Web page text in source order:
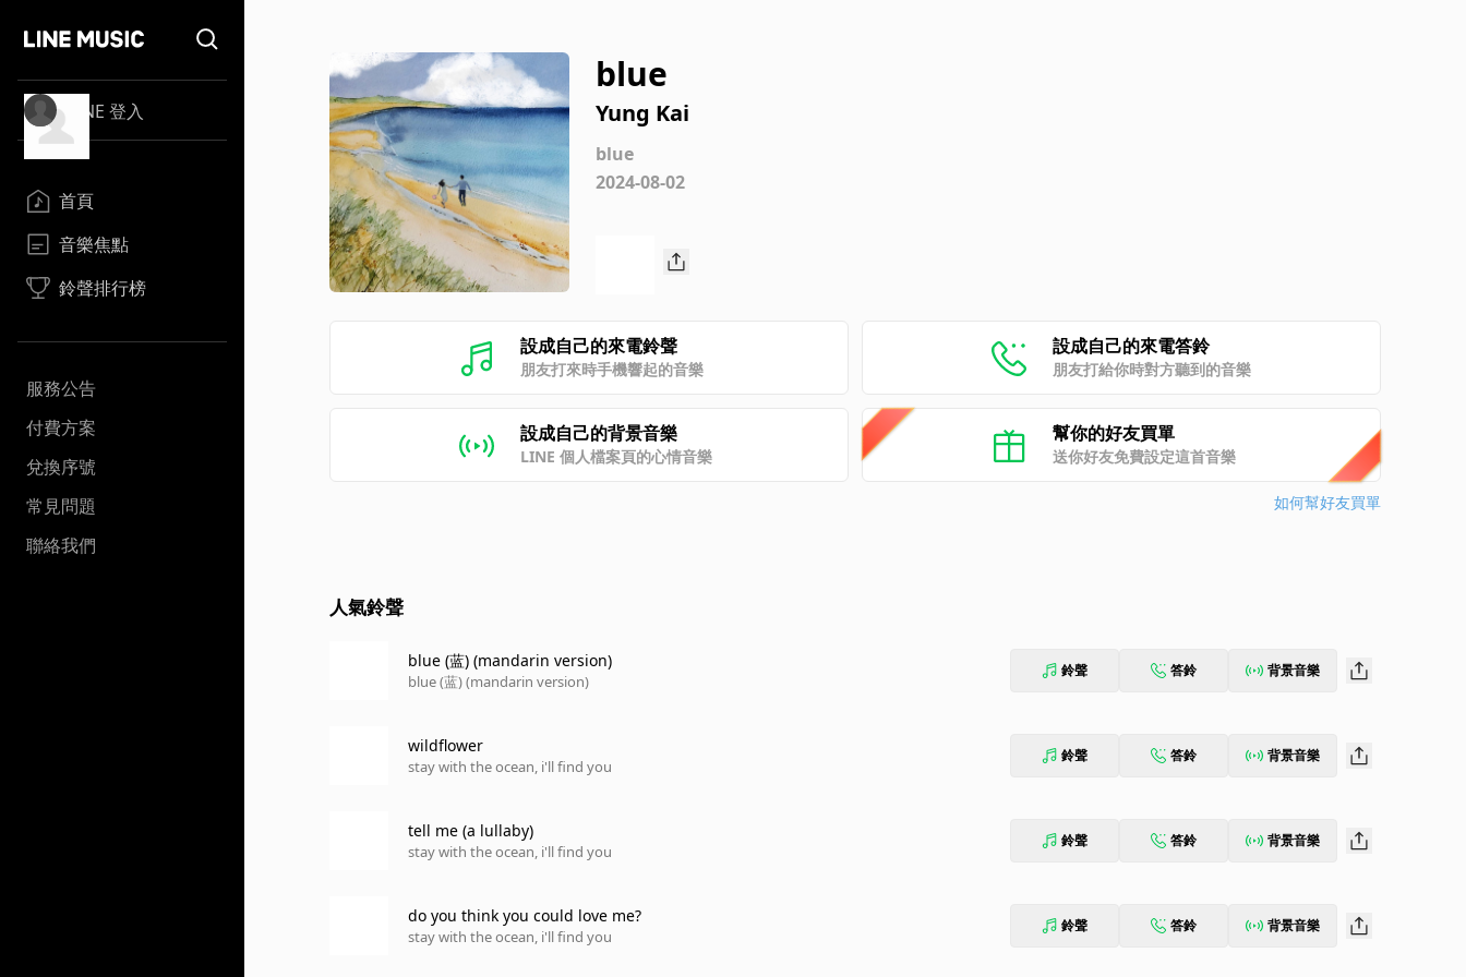
LINE 登入
首頁
音樂焦點
鈴聲排行榜
服務公告
付費方案
兌換序號
常見問題
聯絡我們
blue
Yung Kai
blue
2024-08-02
設成自己的來電鈴聲
朋友打來時手機響起的音樂
設成自己的來電答鈴
朋友打給你時對方聽到的音樂
設成自己的背景音樂
LINE 個人檔案頁的心情音樂
幫你的好友買單
送你好友免費設定這首音樂
如何幫好友買單
人氣鈴聲
blue (蓝) (mandarin version)
blue (蓝) (mandarin version)
鈴聲 答鈴 背景音樂
wildflower
stay with the ocean, i'll find you
鈴聲 答鈴 背景音樂
tell me (a lullaby)
stay with the ocean, i'll find you
鈴聲 答鈴 背景音樂
do you think you could love me?
stay with the ocean, i'll find you
鈴聲 答鈴 背景音樂